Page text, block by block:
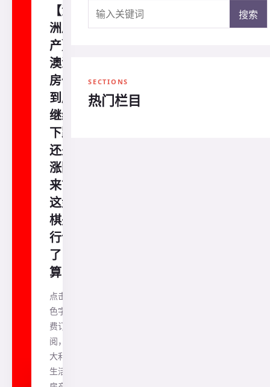
【澳
洲房
产】
澳洲
房价
到底
继续
下跌
还是
涨回
来？
这盘
棋央
行说
了
算！
点击蓝
色字免
费订
阅，澳
大利亚
生活、
搜索关键词
搜索
SECTIONS
热门栏目